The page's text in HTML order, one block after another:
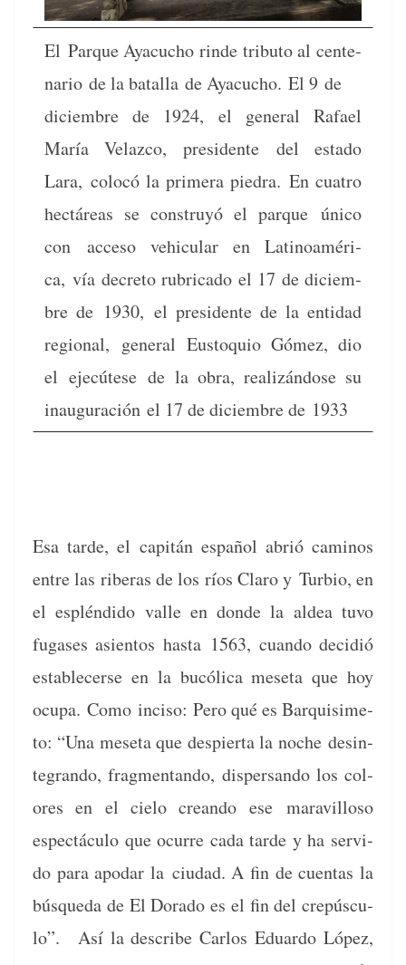
El Par­que Ayacu­cho rinde trib­u­to al cen­te­
nario de la batal­la de Ayacu­cho. El 9 de
diciem­bre de 1924,el gen­er­al Rafael
María Velaz­co, pres­i­dente del esta­do
Lara, colocó la primera piedra. En cua­tro
hec­táreas se con­struyó el par­que úni­co
con acce­so vehic­u­lar en Lati­noaméri­
ca,vía decre­to rubri­ca­do el 17 de diciem­
bre de 1930, el pres­i­dente de la enti­dad
region­al, gen­er­al Eusto­quio Gómez, dio
elejecútesede la obra, real­izán­dose su
inau­gu­ración el 17 de diciem­bre de 1933
Esa tarde, el capitán español abrió caminos
entre las rib­eras de los ríos Claro y Tur­bio, en
el esplén­di­do valle en donde la aldea tuvo
fugas­es asien­tos has­ta 1563, cuan­do decidió
estable­cerse en la bucóli­ca mese­ta que hoy
ocu­pa.Comoinciso: Pero qué es Bar­quisime­
to: “Una mese­ta que despier­ta la noche desin­
te­gran­do, frag­men­tan­do, dis­per­san­do los col­
ores en el cielo cre­an­do ese mar­avil­loso
espec­tácu­lo que ocurre cada tarde y ha servi­
do para apo­dar la ciu­dad. A fin de cuen­tas la
búsque­da de El Dora­do es el fin del crepús­cu­
lo”. Así la describe Car­los Eduar­do López,